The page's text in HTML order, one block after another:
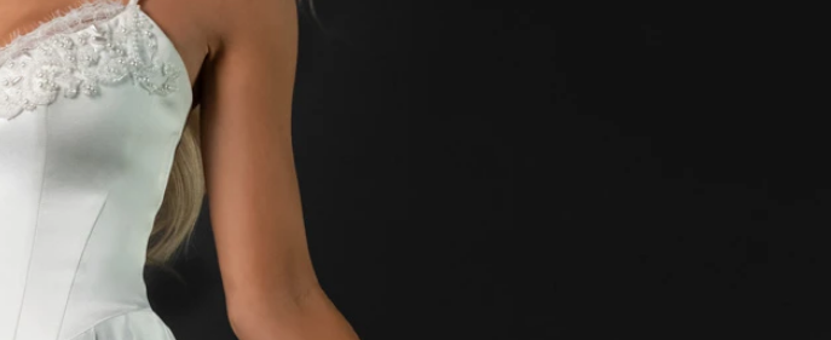
SPITZE
VINTAGE
WINTER
SILHOUETTEN
A-LINIE
BALLKLEID
ETUI-LINIE
MEERJUNGFRAU
AUSSCHNITTE